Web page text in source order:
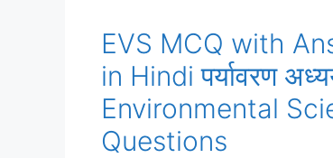
EVS MCQ with
in Hindi पर्यावरण
Environmental
Questions